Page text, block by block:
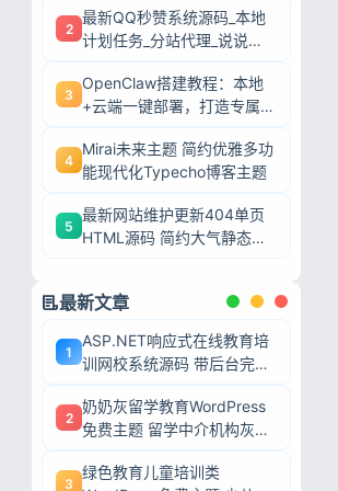
2
最新QQ秒赞系统源码_本地
计划任务_分站代理_说说赞
3
OpenClaw搭建教程：本地
+云端一键部署，打造专属AI
4
Mirai未来主题 简约优雅多功
能现代化Typecho博客主题
5
最新网站维护更新404单页
HTML源码 简约大气静态模
最新文章
1
ASP.NET响应式在线教育培
训网校系统源码 带后台完整
2
奶奶灰留学教育WordPress
免费主题 留学中介机构灰色
3
绿色教育儿童培训类